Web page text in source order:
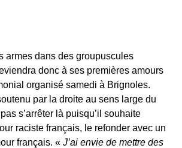
armes dans des groupuscules
donc à ses premières amours
organisé samedi à Brignoles.
par la droite au sens large du
s’arrêter là puisqu’il souhaite
raciste français, le refonder avec un
français. «J’ai envie de mettre des